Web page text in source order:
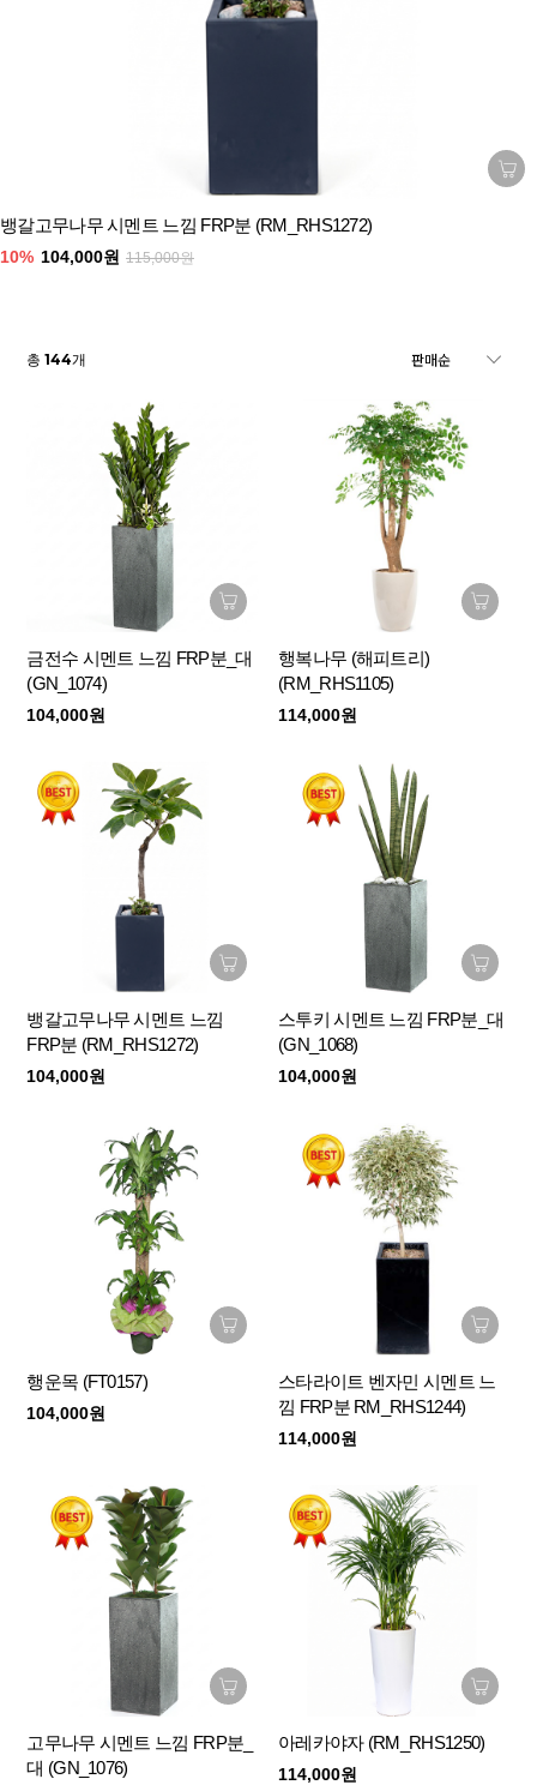
뱅갈고무나무 시멘트 느낌 FRP분 (RM_RHS1272)
10% 104,000원 115,000원
총144개
금전수 시멘트 느낌 FRP분_대
(GN_1074)
104,000원
행복나무 (해피트리)
(RM_RHS1105)
114,000원
뱅갈고무나무 시멘트 느낌
FRP분 (RM_RHS1272)
104,000원
스투키 시멘트 느낌 FRP분_대
(GN_1068)
104,000원
행운목 (FT0157)
104,000원
스타라이트 벤자민 시멘트 느
낌 FRP분 RM_RHS1244)
114,000원
고무나무 시멘트 느낌 FRP분_
대 (GN_1076)
아레카야자 (RM_RHS1250)
114,000원